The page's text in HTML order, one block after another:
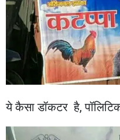
ये कैसा डॉकटर है,